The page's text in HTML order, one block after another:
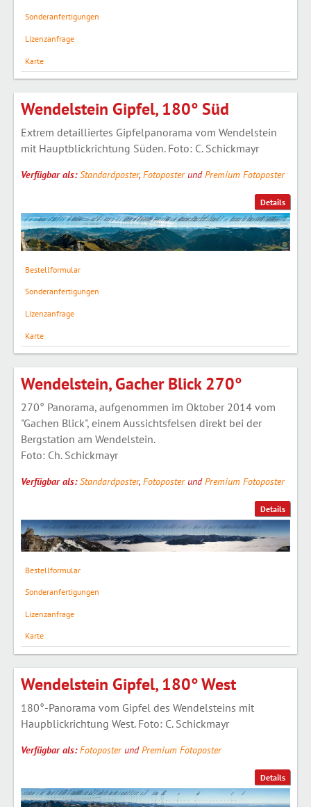
Sonderanfertigungen
Lizenzanfrage
Karte
Details
Wendelstein Gipfel, 180° Süd
Extrem detailliertes Gipfelpanorama vom Wendelstein
mit Hauptblickrichtung Süden. Foto: C. Schickmayr
Verfügbar als:Standardposter, FotoposterundPremium Fotoposter
Bestellformular
Sonderanfertigungen
Lizenzanfrage
Karte
Details
Wendelstein, Gacher Blick 270°
270° Panorama, aufgenommen im Oktober 2014 vom
"Gachen Blick", einem Aussichtsfelsen direkt bei der
Bergstation am Wendelstein.
Foto: Ch. Schickmayr
Verfügbar als:Standardposter, FotoposterundPremium Fotoposter
Bestellformular
Sonderanfertigungen
Lizenzanfrage
Karte
Details
Wendelstein Gipfel, 180° West
180°-Panorama vom Gipfel des Wendelsteins mit
Haupblickrichtung West. Foto: C. Schickmayr
Verfügbar als:FotoposterundPremium Fotoposter